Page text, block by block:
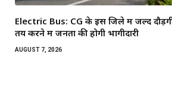
Electric Bus: CG के इस जिले में जल्द
तय करने में जनता की होगी भागीदारी
AUGUST 7, 2026